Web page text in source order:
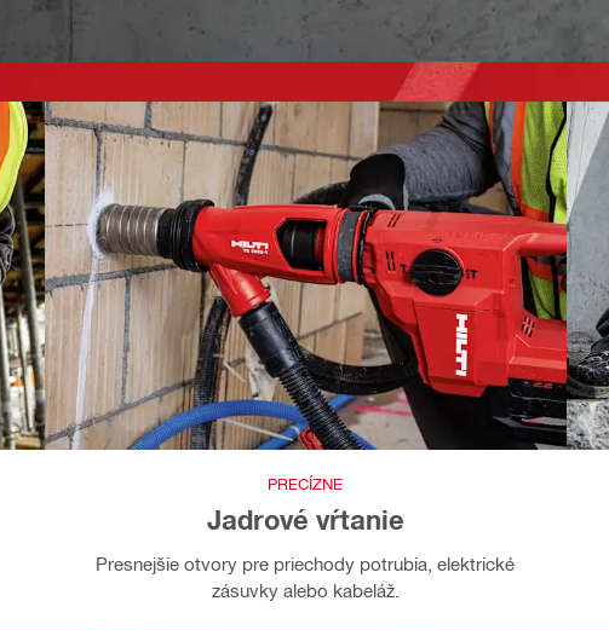
PRECÍZNE
Jadrové vŕtanie
Presnejšie otvory pre priechody potrubia, elektrické
zásuvky alebo kabeláž.